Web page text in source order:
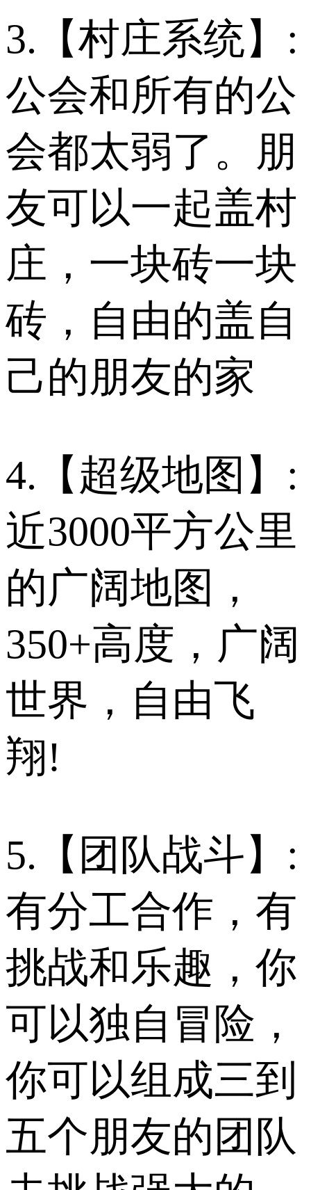
3.【村庄系统】:
公会和所有的公
会都太弱了。朋
友可以一起盖村
庄，一块砖一块
砖，自由的盖自
己的朋友的家
4.【超级地图】:
近3000平方公里
的广阔地图，
350+高度，广阔
世界，自由飞
翔!
5.【团队战斗】:
有分工合作，有
挑战和乐趣，你
可以独自冒险，
你可以组成三到
五个朋友的团队